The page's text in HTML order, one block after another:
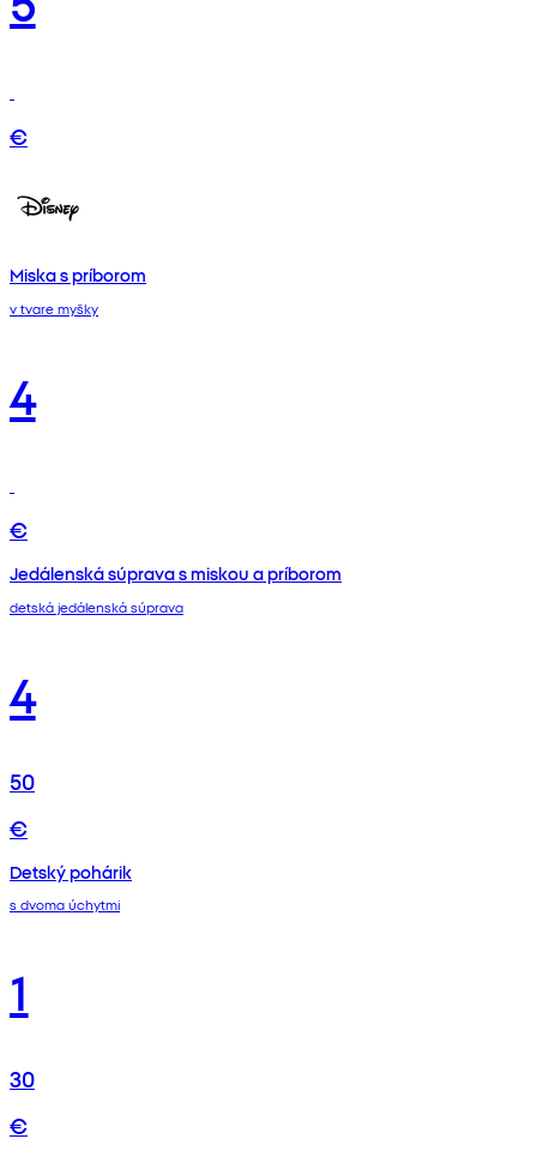
€
Miska s príborom
v tvare myšky
4
€
Jedálenská súprava s miskou a príborom
detská jedálenská súprava
4
50
€
Detský pohárik
s dvoma úchytmi
1
30
€